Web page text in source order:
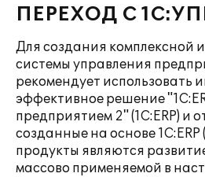
ПЕРЕХОД С
Для создания комплексной
системы управления
рекомендует использовать
эффективное решение
предприятием 2" (1C:ERP) и
созданные на основе 1С:ERP
продукты являются
массово применяемой в